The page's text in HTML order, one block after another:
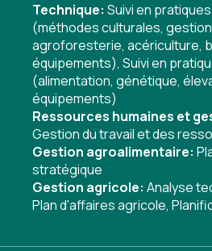
Technique: Suivi en
(méthodes culturales, gestion
agroforesterie, acériculture,
équipements), Suivi en
(alimentation, génétique,
équipements)
Ressources humaines et
Gestion du travail et des
Gestion agroalimentaire:
stratégique
Gestion agricole: Analyse
Plan d'affaires agricole,